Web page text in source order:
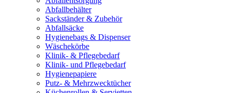
Abfallbehälter
Sackständer & Zubehör
Abfallsäcke
Hygienebags & Dispenser
Wäschekörbe
Klinik- & Pflegebedarf
Klinik- und Pflegebedarf
Hygienepapiere
Putz- & Mehrzwecktücher